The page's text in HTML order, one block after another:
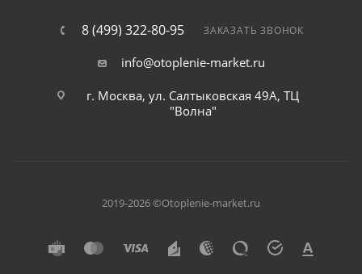
8 (499) 322-80-95 ЗАКАЗАТЬ ЗВОНОК
info@otoplenie-market.ru
г. Москва, ул. Салтыковская 49А, ТЦ
"Волна"
2019-2026 ©Otoplenie-market.ru